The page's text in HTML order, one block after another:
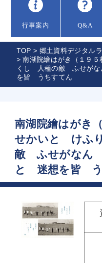
行事案内 Q&A
TOP > 郷土資料デジタル
> 南湖院繪はがき（１９
くし 人種の敵 ふせが
を皆 うちすてん
南湖院繪はがき
せかいと けふ
敵 ふせがなん
と 迷想を皆 う